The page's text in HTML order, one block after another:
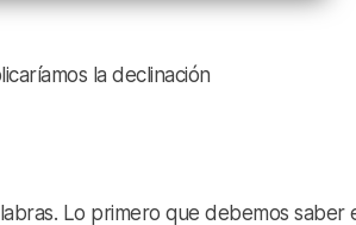
la declinación
Lo primero que debemos saber